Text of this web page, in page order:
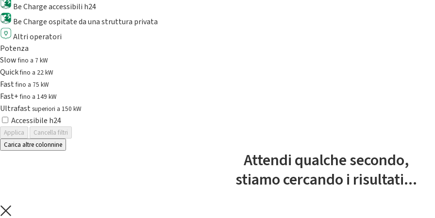
Be Charge accessibili h24
Be Charge ospitate da una struttura privata
Altri operatori
Potenza
Slowfino a 7 kW
Quickfino a 22 kW
Fastfino a 75 kW
Fast+fino a 149 kW
Ultrafast superiori a 150 kW
Accessibile h24
Applica
Cancella filtri
Carica altre colonnine
Attendi qualche secondo,
stiamo cercando i risultati...